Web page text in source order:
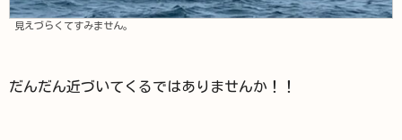
見えづらくてすみません。
だんだん近づいてくるではありませんか！！